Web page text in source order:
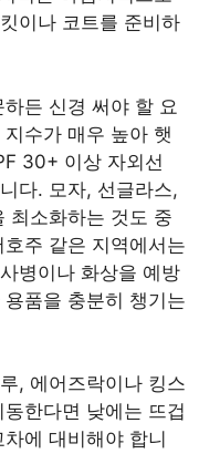
이나 코트를 준비하
든 신경 써야 할 요
수가 매우 높아 햇
30+ 이상 자외선
다. 모자, 선글라스,
최소화하는 것도 중
주 같은 지역에서는
병이나 화상을 예방
품을 충분히 챙기는
, 에어즈락이나 킹스
한다면 낮에는 뜨겁
에 대비해야 합니